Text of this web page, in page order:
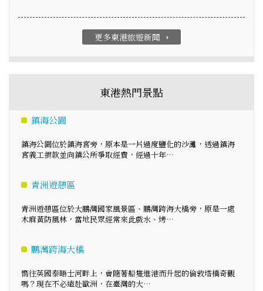
更多東港旅遊新聞 arrow_right
東港熱門景點
鎮海公園
鎮海公園位於鎮海宮旁，原本是一片過度鹽化的沙灘，透過鎮海
宮義工捐款並向鎮公所爭取經費，經過十年…
青洲遊憩區
青洲遊憩區位於大鵬灣國家風景區、鵬灣跨海大橋旁，原是一處
木麻黃防風林，當地民眾經常來此戲水、烤…
鵬灣跨海大橋
嚮往英國泰晤士河畔上，會隨著船隻進港而升起的倫敦塔橋奇觀
嗎？現在不必遠赴歐洲，在臺灣的大…